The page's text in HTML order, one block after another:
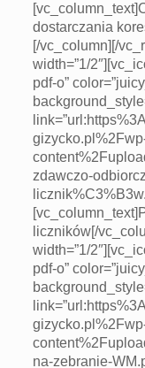
dostarczania
[/vc_column][/
width=”1/
pdf-o”
zdawczo-
liczników[/
width=”1/
pdf-o”
na-zebranie-